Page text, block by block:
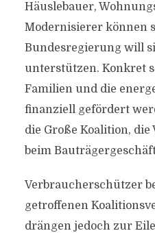
Häuslebauer,
Modernisierer können
Bundesregierung will
unterstützen. Konkret
Familien und die
finanziell gefördert
die Große Koalition,
beim
Verbraucherschützer
getroffenen
drängen jedoch zur